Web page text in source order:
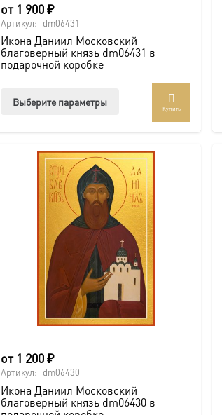
от 1 900₽
Артикул: dm06431
Икона Даниил Московский
благоверный князь dm06431 в
подарочной коробке
Выберите параметры
вариаций.
Опции
можно
выбрать
на
странице
товара.
Купить
от 1 200₽
Артикул: dm06430
Икона Даниил Московский
благоверный князь dm06430 в